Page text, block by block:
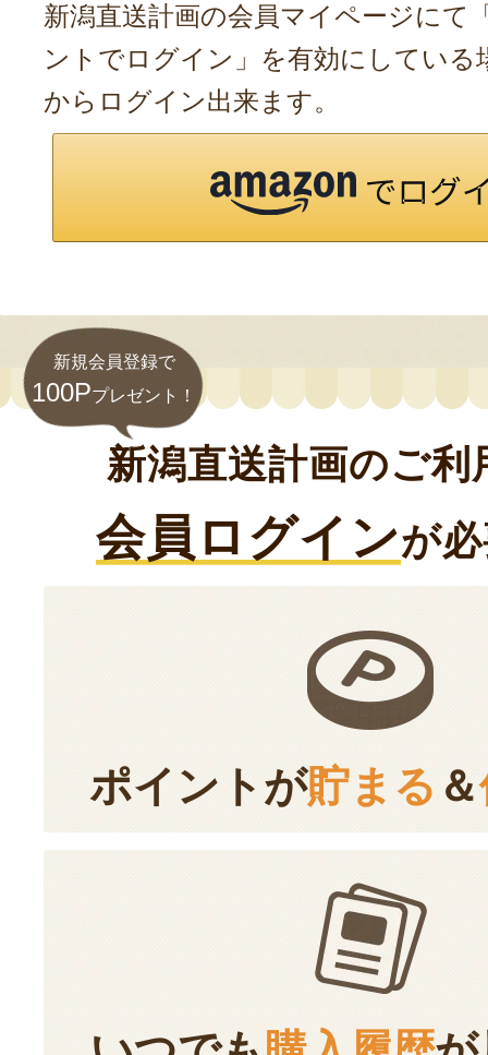
新潟直送計画の会員マイページにて
ントでログイン」を有効にしている
からログイン出来ます。
新規会員登録で
100Pプレゼント！
新潟直送計画のご利
会員ログインが
ポイントが貯まる ＆